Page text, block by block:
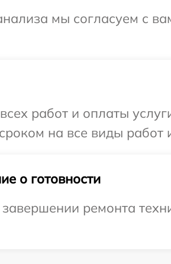
мы согласуем с
работ и оплаты
на все виды работ
о готовности
ремонта